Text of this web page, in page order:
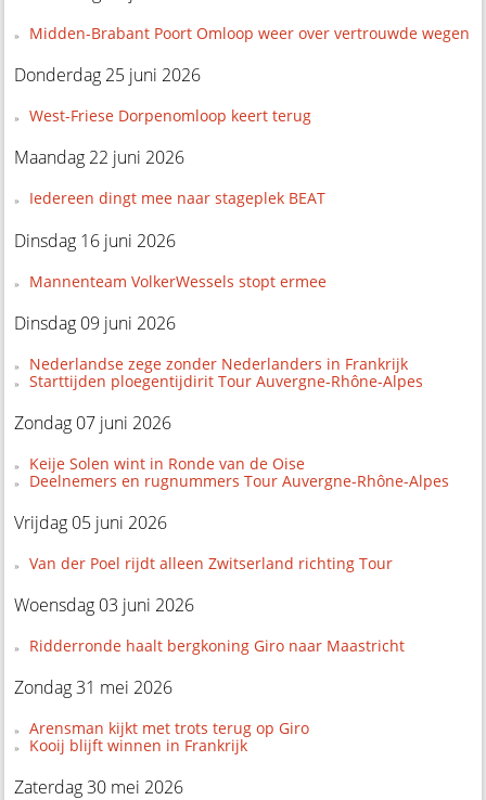
Midden-Brabant Poort Omloop weer over vertrouwde wegen
Donderdag 25 juni 2026
West-Friese Dorpenomloop keert terug
Maandag 22 juni 2026
Iedereen dingt mee naar stageplek BEAT
Dinsdag 16 juni 2026
Mannenteam VolkerWessels stopt ermee
Dinsdag 09 juni 2026
Nederlandse zege zonder Nederlanders in Frankrijk
Starttijden ploegentijdirit Tour Auvergne-Rhône-Alpes
Zondag 07 juni 2026
Keije Solen wint in Ronde van de Oise
Deelnemers en rugnummers Tour Auvergne-Rhône-Alpes
Vrijdag 05 juni 2026
Van der Poel rijdt alleen Zwitserland richting Tour
Woensdag 03 juni 2026
Ridderronde haalt bergkoning Giro naar Maastricht
Zondag 31 mei 2026
Arensman kijkt met trots terug op Giro
Kooij blijft winnen in Frankrijk
Zaterdag 30 mei 2026